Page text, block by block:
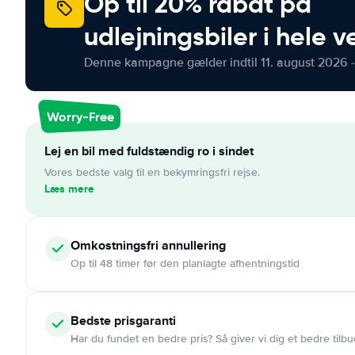
udlejningsbiler i hele
Denne kampagne gælder indtil 11. august 2026
Worry-Free
Lej en bil med fuldstændig ro i sindet
Vores bedste valg til en bekymringsfri rejse.
Læs mere
Omkostningsfri annullering
Op til 48 timer før den planlagte afhentningstid
Bedste prisgaranti
Har du fundet en bedre pris? Så giver vi dig et bedre